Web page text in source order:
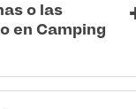
o las
en Camping